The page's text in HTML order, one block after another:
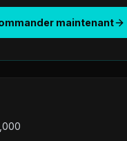
maintenant